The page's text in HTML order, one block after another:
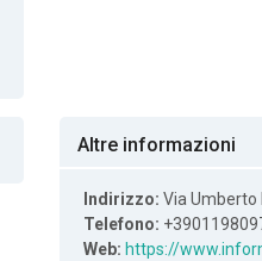
Altre informazioni
Indirizzo: Via Umberto
Telefono:
Web: https://